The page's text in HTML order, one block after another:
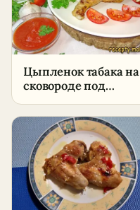
Цыпленок табака на
сковороде под
пошаговый рецепт
в домашних
условиях